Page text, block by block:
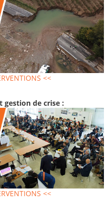
<<
gestion de crise :
<<